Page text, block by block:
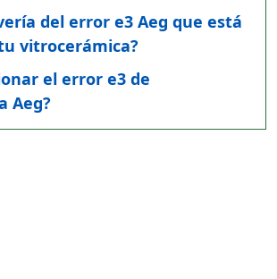
del error e3 Aeg que está
vitrocerámica?
el error e3 de
Aeg?